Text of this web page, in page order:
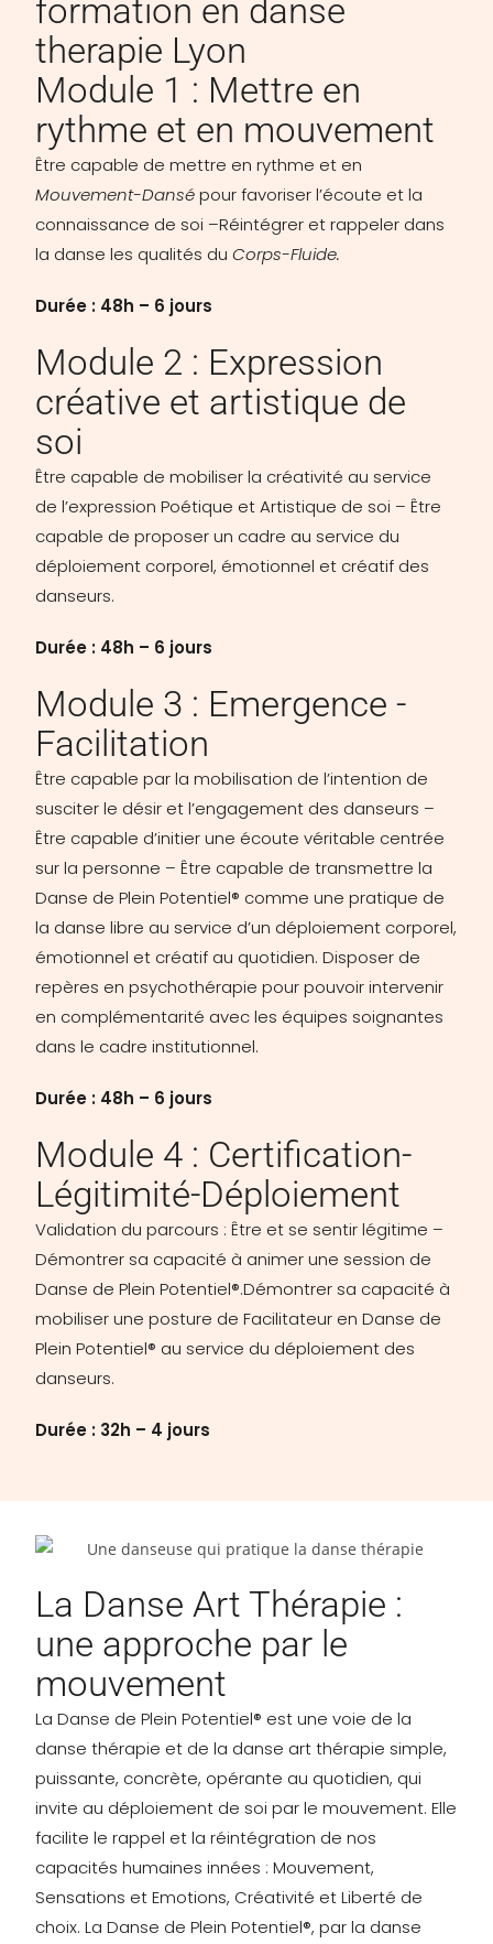
formation en danse
therapie Lyon
Module 1 : Mettre en
rythme et en mouvement
Être capable de mettre en rythme et en
Mouvement-Dansépour favoriser l’écoute et la
connaissance de soi –Réintégrer et rappeler dans
la danse les qualités duCorps-Fluide.
Durée : 48h – 6 jours
Module 2 : Expression
créative et artistique de
soi
Être capable de mobiliser la créativité au service
de l’expression Poétique et Artistique de soi – Être
capable de proposer un cadre au service du
déploiement corporel, émotionnel et créatif des
danseurs.
Durée : 48h – 6 jours
Module 3 : Emergence -
Facilitation
Être capable par la mobilisation de l’intention de
susciter le désir et l’engagement des danseurs –
Être capable d’initier une écoute véritable centrée
sur la personne – Être capable de transmettre la
Danse de Plein Potentiel® comme une pratique de
la danse libre au service d’un déploiement corporel,
émotionnel et créatif au quotidien. Disposer de
repères en psychothérapie pour pouvoir intervenir
en complémentarité avec les équipes soignantes
dans le cadre institutionnel.
Durée : 48h – 6 jours
Module 4 : Certification-
Légitimité-Déploiement
Validation du parcours : Être et se sentir légitime –
Démontrer sa capacité à animer une session de
Danse de Plein Potentiel®.Démontrer sa capacité à
mobiliser une posture de Facilitateur en Danse de
Plein Potentiel® au service du déploiement des
danseurs.
Durée : 32h – 4 jours
La Danse Art Thérapie :
une approche par le
mouvement
La Danse de Plein Potentiel® est une voie de la
danse thérapie et de la danse art thérapie simple,
puissante, concrète, opérante au quotidien, qui
invite au déploiement de soi par le mouvement. Elle
facilite le rappel et la réintégration de nos
capacités humaines innées : Mouvement,
Sensations et Emotions, Créativité et Liberté de
choix. La Danse de Plein Potentiel®, par la danse